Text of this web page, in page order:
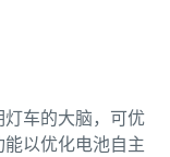
灯车的大脑，可优
能以优化电池自主